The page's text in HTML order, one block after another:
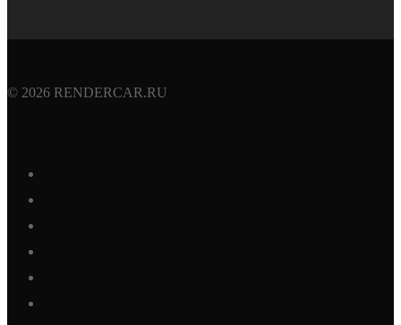
© 2026 RENDERCAR.RU